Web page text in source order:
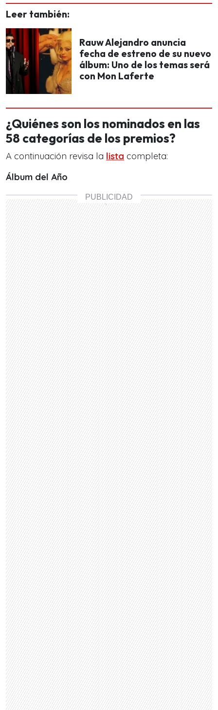
Leer también:
Rauw Alejandro anuncia
fecha de estreno de su nuevo
álbum: Uno de los temas será
con Mon Laferte
¿Quiénes son los nominados en las
58 categorías de los premios?
A continuación revisa la lista completa:
Álbum del Año